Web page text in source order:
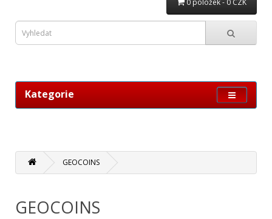
0 položek - 0 CZK
Kategorie
GEOCOINS
GEOCOINS